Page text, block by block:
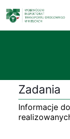
Zadania
Informacje